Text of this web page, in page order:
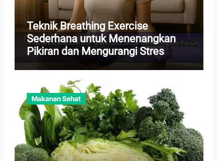
Teknik Breathing Exercise
Sederhana untuk Menenangkan
Pikiran dan Mengurangi Stres
Harian
Makanan Sehat